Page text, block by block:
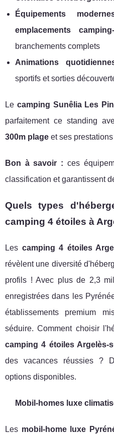
Équipements
emplacements
branchements complets
Animations
sportifs et sorties
Le camping Sunêlia Les
parfaitement ce standing
300m plage et ses
Bon à savoir : ces
classification et garantissent
Quels types
camping 4 étoiles à
Les camping 4 étoiles
révèlent une diversité
profils ! Avec plus de 2,3
enregistrées dans les
établissements premium
séduire. Comment choisir
camping 4 étoiles Argelès-
des vacances réussies ?
options disponibles.
Mobil-homes luxe
Les mobil-home luxe